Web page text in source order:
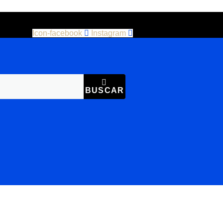
Icon-facebook Instagram
BUSCAR